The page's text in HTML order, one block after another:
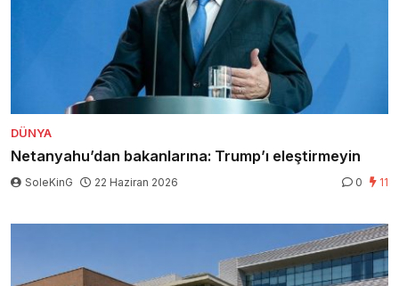
DÜNYA
Netanyahu’dan bakanlarına: Trump’ı eleştirmeyin
SoleKinG 22 Haziran 2026 0 11